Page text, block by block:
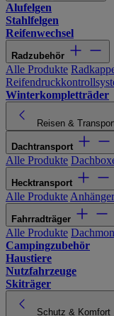
Alufelgen
Stahlfelgen
Reifenwechsel
Radzubehör
Alle Produkte
Winterkompletträder
Reisen &
Dachtransport
Alle Produkte
Hecktransport
Alle Produkte
Fahrradträger
Alle Produkte
Campingzubehör
Haustiere
Nutzfahrzeuge
Skiträger
Schutz & Komfort